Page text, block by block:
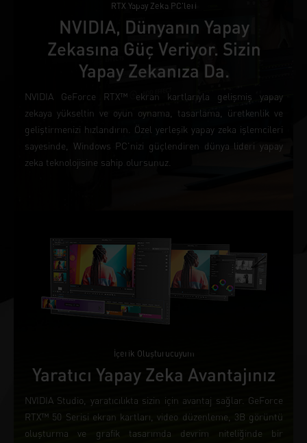
RTX Yapay Zeka PC'leri
NVIDIA, Dünyanın Yapay
Zekasına Güç Veriyor. Sizin
Yapay Zekanıza Da.
NVIDIA GeForce RTX™ ekran kartlarıyla gelişmiş yapay
zekaya yükseltin ve oyun oynama, tasarlama, üretkenlik ve
geliştirmenizi hızlandırın. Özel yerleşik yapay zeka işlemcileri
sayesinde, Windows PC'nizi güçlendiren dünya lideri yapay
zeka teknolojisine sahip olursunuz.
İçerik Oluşturucuyum
Yaratıcı Yapay Zeka Avantajınız
NVIDIA Studio, yaratıcılıkta sizin için avantaj sağlar. GeForce
RTX™ 50 Serisi ekran kartları, video düzenleme, 3B görüntü
oluşturma ve grafik tasarımda devrim niteliğinde bir